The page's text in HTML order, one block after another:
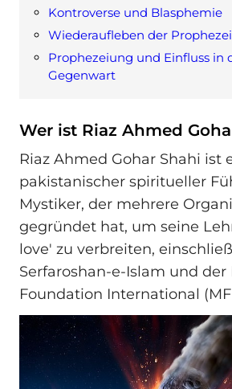
Kontroverse und Blasphemie
Wiederaufleben der
Prophezeiung und Einfluss in
Gegenwart
Wer ist Riaz Ahmed
Riaz Ahmed Gohar Shahi ist
pakistanischer spiritueller
Mystiker, der mehrere
gegründet hat, um seine
love' zu verbreiten,
Serfaroshan-e-Islam und der
Foundation International